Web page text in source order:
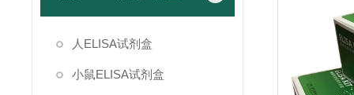
人ELISA试剂盒
小鼠ELISA试剂盒